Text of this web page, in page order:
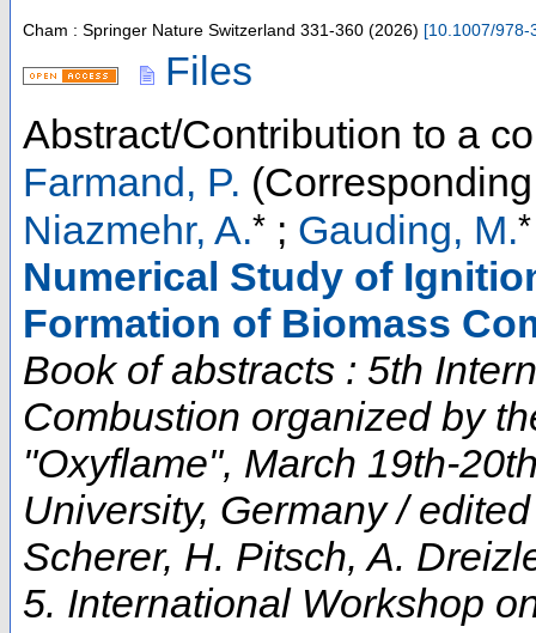
Cham : Springer Nature Switzerland 331-360 (2026) [10.1007/
Files
Abstract/Contribution to a
Farmand, P.
Niazmehr, A.* ; Gauding, M.*
Numerical Study of
Formation of Biomass
Book of abstracts : 5th
Combustion organized by
"Oxyflame", March 19th-
University, Germany /
Scherer, H. Pitsch, A.
5. International Workshop